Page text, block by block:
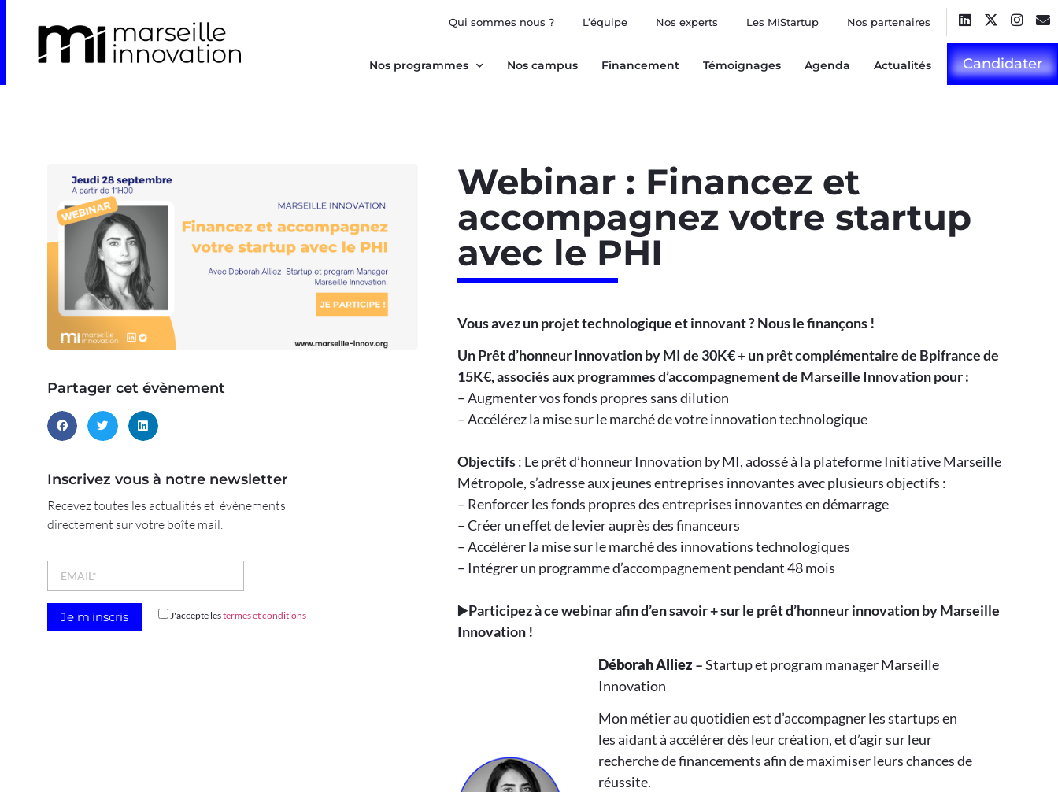
Qui sommes nous ? L’équipe Nos experts Les MIStartup Nos partenaires
Nos programmes Nos campus Financement Témoignages Agenda Actualités Candidater
Partager cet évènement
Inscrivez vous à notre newsletter
Recevez toutes les actualités et évènements
directement sur votre boîte mail.
J'accepte lestermes et conditions
Webinar : Financez et
accompagnez votre startup
avec le PHI
Vous avez un projet technologique et innovant ? Nous le finançons !
Un Prêt d’honneur Innovation by MI de 30K€ + un prêt complémentaire de Bpifrance de
15K€, associés aux programmes d’accompagnement de Marseille Innovation pour :
– Augmenter vos fonds propres sans dilution
– Accélérez la mise sur le marché de votre innovation technologique
Objectifs: Le prêt d’honneur Innovation by MI, adossé à la plateforme Initiative Marseille
Métropole, s’adresse aux jeunes entreprises innovantes avec plusieurs objectifs :
– Renforcer les fonds propres des entreprises innovantes en démarrage
– Créer un effet de levier auprès des financeurs
– Accélérer la mise sur le marché des innovations technologiques
– Intégrer un programme d’accompagnement pendant 48 mois
▶️Participez à ce webinar afin d’en savoir + sur le prêt d’honneur innovation by Marseille
Innovation !
Déborah Alliez –Startup et program manager Marseille
Innovation
Mon métier au quotidien est d’accompagner les startups en
les aidant à accélérer dès leur création, et d’agir sur leur
recherche de financements afin de maximiser leurs chances de
réussite.